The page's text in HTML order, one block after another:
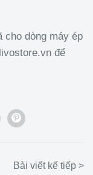
cho dòng máy ép
để